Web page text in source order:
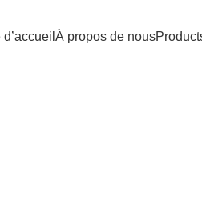
À propos de nous